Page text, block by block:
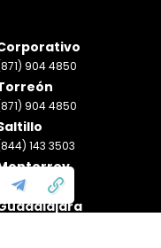
904 4850
904 4850
143 3503
(81) 2188 0412